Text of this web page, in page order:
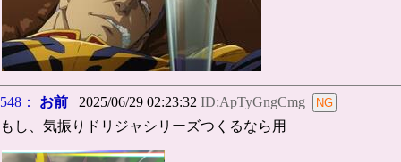
548： お前 2025/06/29 02:23:32 ID:ApTyGngCmg
もし、気振りドリジャシリーズつくるなら用